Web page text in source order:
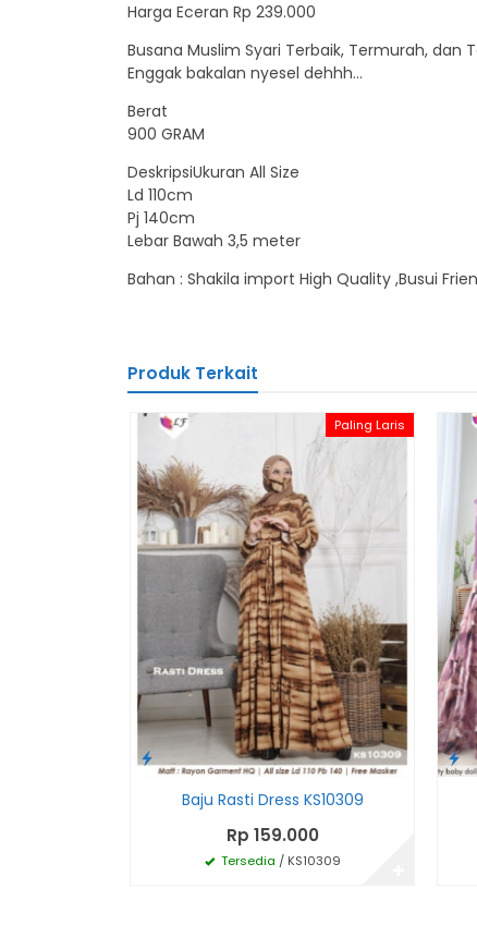
Harga Eceran Rp 239.000
Busana Muslim Syari Terbaik, Termurah, dan
Enggak bakalan nyesel dehhh…
Berat
900 GRAM
DeskripsiUkuran All Size
Ld 110cm
Pj 140cm
Lebar Bawah 3,5 meter
Bahan : Shakila import High Quality ,Busui
Produk Terkait
Paling Laris
Baju Rasti Dress KS10309
Rp 159.000
Tersedia / KS10309